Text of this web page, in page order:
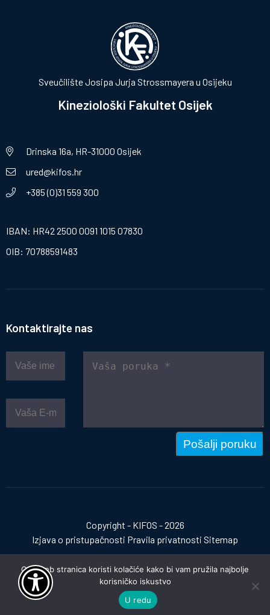
Sveučilište Josipa Jurja Strossmayera u Osijeku
Kineziološki Fakultet Osijek
Drinska 16a, HR-31000 Osijek
ured@kifos.hr
+385 (0)31 559 300
IBAN: HR42 2500 0091 1015 07830
OIB: 70788591483
Kontaktirajte nas
Pošalji poruku
Copyright - KIFOS - 2026
Izjava o pristupačnosti Pravila privatnosti Sitemap
Izrada web stranica:invictum.hr
Ova web stranica koristi kolačiće kako bi vam pružila najbolje
korisničko iskustvo
U redu